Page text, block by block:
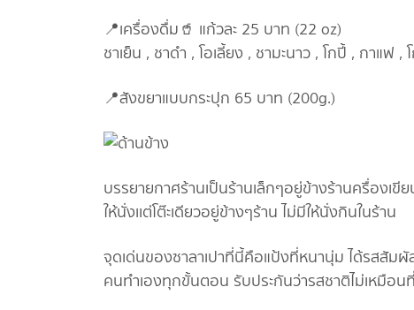
📍เครื่องดื่ม🥤 แก้วละ 25 บาท (22 oz)
ชาเย็น , ชาดำ , โอเลี้ยง , ชามะนาว , โกปี้ , กาแฟ ,
📍สังขยาแบบกระปุก 65 บาท (200g.)
บรรยายกาศร้านเป็นร้านเล็กๆอยู่ข้างร้านครื่องเ
ให้นั่งเเต่โต๊ะเดียวอยู่ข้างๆร้าน ไม่มีให้นั่งกินในร้าน
จุดเด่นของซาลาเปาที่นี้คือแป้งที่หนานุ่ม ได้รสสัม
คนทำเองทุกขั้นตอน รับประกันว่ารสชาติไม่เหมือ